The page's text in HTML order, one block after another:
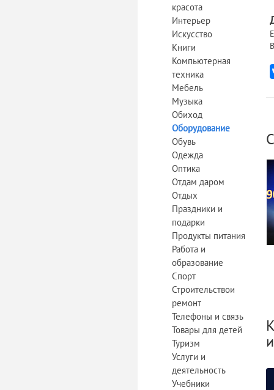
красота
Интерьер
Искусство
Книги
Компьютерная
техника
Мебель
Музыка
Обиход
Оборудование
Обувь
Одежда
Оптика
Отдам даром
Отдых
Праздники и
подарки
Продукты питания
Работа и
образование
Спорт
Строительствои
ремонт
Телефоны и связь
Товары для детей
Туризм
Услуги и
деятельность
Учебники